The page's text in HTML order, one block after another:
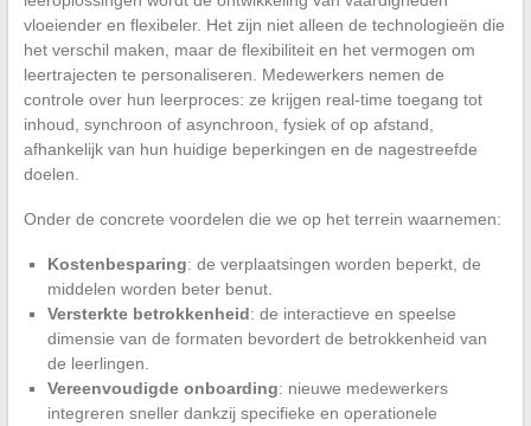
vloeiender en flexibeler. Het zijn niet alleen de technologieën die
het verschil maken, maar de flexibiliteit en het vermogen om
leertrajecten te personaliseren. Medewerkers nemen de
controle over hun leerproces: ze krijgen real-time toegang tot
inhoud, synchroon of asynchroon, fysiek of op afstand,
afhankelijk van hun huidige beperkingen en de nagestreefde
doelen.
Onder de concrete voordelen die we op het terrein waarnemen:
Kostenbesparing: de verplaatsingen worden beperkt, de
middelen worden beter benut.
Versterkte betrokkenheid: de interactieve en speelse
dimensie van de formaten bevordert de betrokkenheid van
de leerlingen.
Vereenvoudigde onboarding: nieuwe medewerkers
integreren sneller dankzij specifieke en operationele